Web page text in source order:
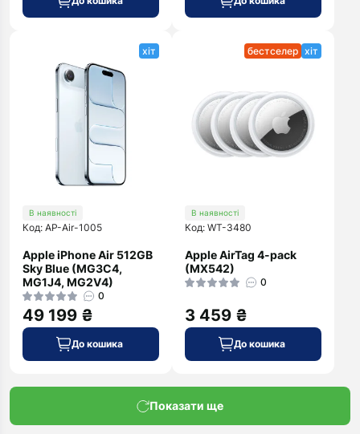
хіт
В наявності
Код: AP-Air-1005
Apple iPhone Air 512GB
Sky Blue (MG3C4,
MG1J4, MG2V4)
0
49 199 ₴
До кошика
бестселер хіт
В наявності
Код: WT-3480
Apple AirTag 4-pack
(MX542)
0
3 459 ₴
До кошика
Показати ще